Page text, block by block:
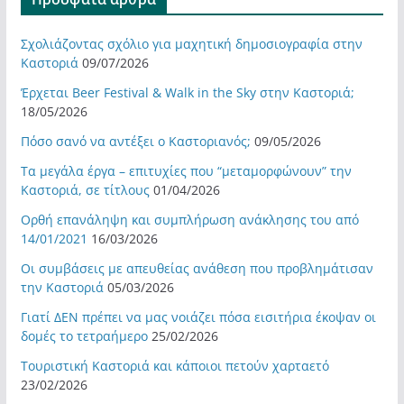
Σχολιάζοντας σχόλιο για μαχητική δημοσιογραφία στην
Καστοριά 09/07/2026
Έρχεται Beer Festival & Walk in the Sky στην Καστοριά;
18/05/2026
Πόσο σανό να αντέξει ο Καστοριανός; 09/05/2026
Τα μεγάλα έργα – επιτυχίες που “μεταμορφώνουν” την
Καστοριά, σε τίτλους 01/04/2026
Ορθή επανάληψη και συμπλήρωση ανάκλησης του από
14/01/2021 16/03/2026
Οι συμβάσεις με απευθείας ανάθεση που προβλημάτισαν
την Καστοριά 05/03/2026
Γιατί ΔΕΝ πρέπει να μας νοιάζει πόσα εισιτήρια έκοψαν οι
δομές το τετραήμερο 25/02/2026
Τουριστική Καστοριά και κάποιοι πετούν χαρταετό
23/02/2026